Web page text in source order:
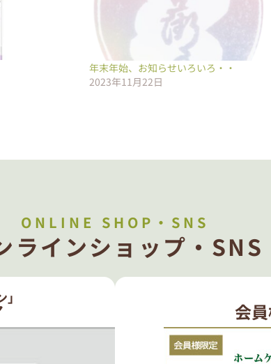
年末年始、お知らせいろいろ・・
2023年11月22日
ONLINE SHOP・SNS
ラインショップ・SNS
会